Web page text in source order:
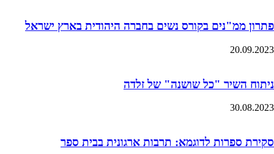
פתרון ממ"נים בקורס נשים בחברה היהודית בארץ ישראל
20.09.2023
ניתוח השיר "כל שושנה" של זלדה
30.08.2023
סקירת ספרות לדוגמא: תרבות ארגונית בבית ספר